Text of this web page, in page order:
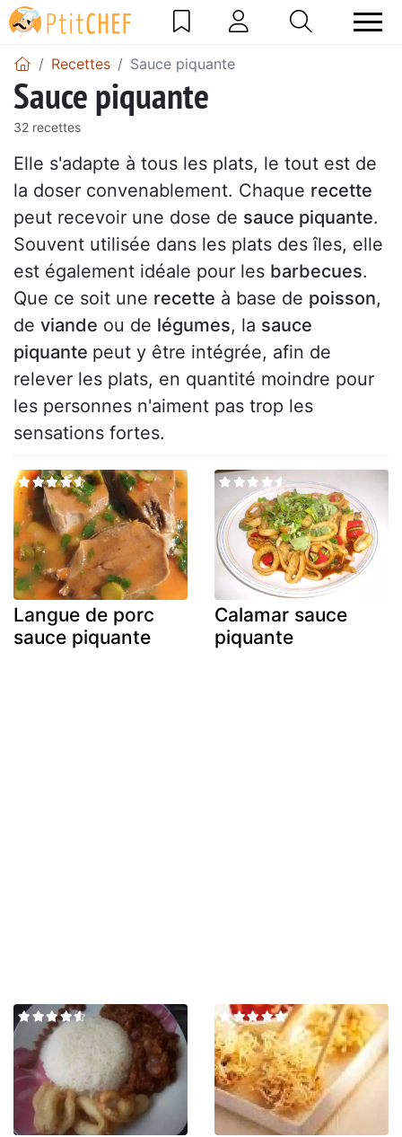
Recettes Sauce piquante
Sauce piquante
32 recettes
Elle s'adapte à tous les plats, le tout est de
la doser convenablement. Chaque recette
peut recevoir une dose de sauce piquante.
Souvent utilisée dans les plats des îles, elle
est également idéale pour les barbecues.
Que ce soit une recette à base de poisson,
de viande ou de légumes, la sauce
piquante peut y être intégrée, afin de
relever les plats, en quantité moindre pour
les personnes n'aiment pas trop les
sensations fortes.
Langue de porc
sauce piquante
Calamar sauce
piquante